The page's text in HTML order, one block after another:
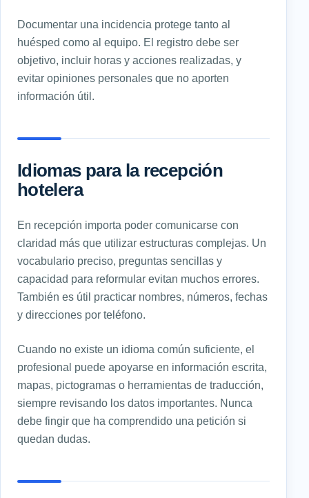
Documentar una incidencia protege tanto al
huésped como al equipo. El registro debe ser
objetivo, incluir horas y acciones realizadas, y
evitar opiniones personales que no aporten
información útil.
Idiomas para la recepción
hotelera
En recepción importa poder comunicarse con
claridad más que utilizar estructuras complejas. Un
vocabulario preciso, preguntas sencillas y
capacidad para reformular evitan muchos errores.
También es útil practicar nombres, números, fechas
y direcciones por teléfono.
Cuando no existe un idioma común suficiente, el
profesional puede apoyarse en información escrita,
mapas, pictogramas o herramientas de traducción,
siempre revisando los datos importantes. Nunca
debe fingir que ha comprendido una petición si
quedan dudas.